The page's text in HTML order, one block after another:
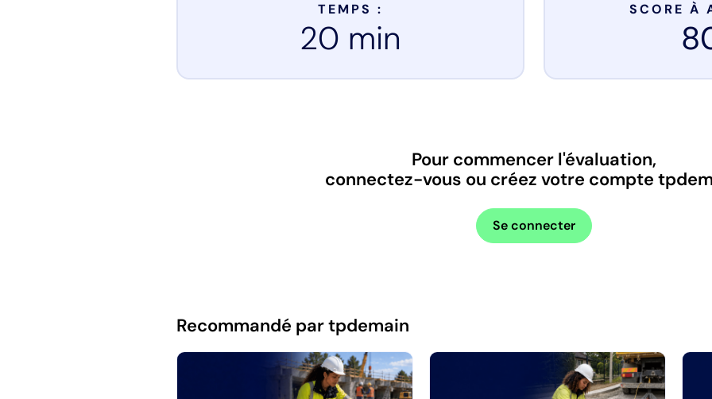
TEMPS :
20 min
SCORE À
Pour commencer l'évaluation,
connectez-vous ou créez votre compte
Se connecter
Recommandé par tpdemain